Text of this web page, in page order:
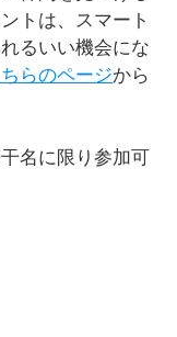
トは、スマート
るいい機会にな
らのページから
名に限り参加可